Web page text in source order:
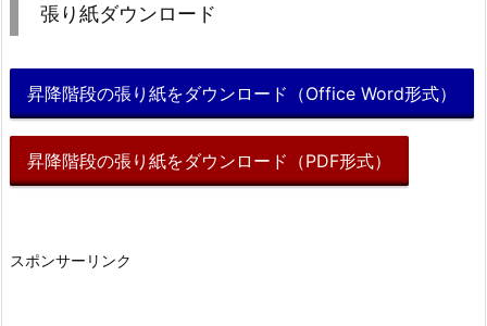
張り紙ダウンロード
昇降階段の張り紙をダウンロード（Office Word形式）
昇降階段の張り紙をダウンロード（PDF形式）
スポンサーリンク